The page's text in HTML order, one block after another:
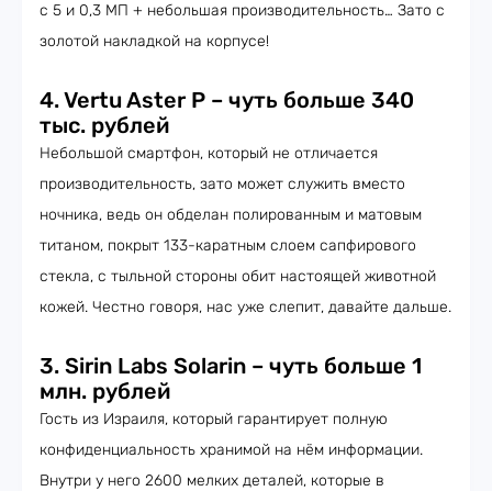
с 5 и 0,3 МП + небольшая производительность… Зато с
золотой накладкой на корпусе!
4. Vertu Aster P – чуть больше 340
тыс. рублей
Небольшой смартфон, который не отличается
производительность, зато может служить вместо
ночника, ведь он обделан полированным и матовым
титаном, покрыт 133-каратным слоем сапфирового
стекла, с тыльной стороны обит настоящей животной
кожей. Честно говоря, нас уже слепит, давайте дальше.
3. Sirin Labs Solarin – чуть больше 1
млн. рублей
Гость из Израиля, который гарантирует полную
конфиденциальность хранимой на нём информации.
Внутри у него 2600 мелких деталей, которые в